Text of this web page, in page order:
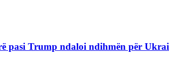
pasi Trump ndaloi ndihmën për